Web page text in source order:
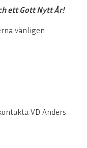
ett Gott Nytt År!
vänligen
VD Anders